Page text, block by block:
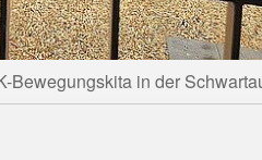
Bewegungskita in der